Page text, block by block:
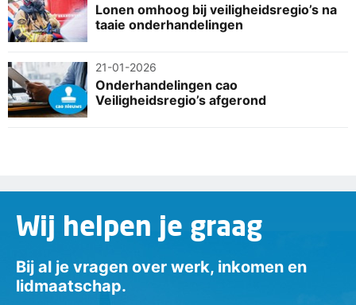
Lonen omhoog bij veiligheidsregio’s na
taaie onderhandelingen
21-01-2026
Onderhandelingen cao
Veiligheidsregio’s afgerond
Wij helpen je graag
Bij al je vragen over werk, inkomen en
lidmaatschap.